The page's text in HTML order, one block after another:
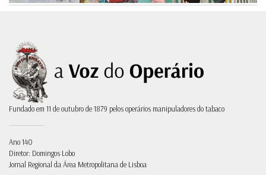
Fundado em 11 de outubro de 1879 pelos operários manipuladores do tabaco
Ano 140
Diretor: Domingos Lobo
Jornal Regional da Área Metropolitana de Lisboa